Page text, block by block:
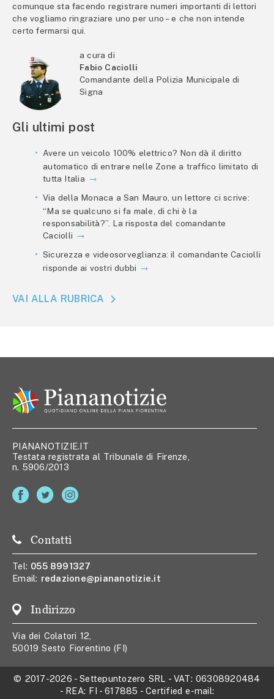
comunque sta facendo registrare numeri importanti di lettori
che vogliamo ringraziare uno per uno – e che non intende
certo fermarsi qui.
a cura di
Fabio Caciolli
Comandante della Polizia Municipale di
Signa
Gli ultimi post
Avere un veicolo 100% elettrico? Non dà il diritto
automatico di entrare nelle Zone a traffico limitato di
tutta Italia
Via della Monaca a San Mauro, un lettore ci scrive:
“Ma se qualcuno si fa male, di chi è la
responsabilità?”. La risposta del comandante
Caciolli
Sicurezza e videosorveglianza: il comandante Caciolli
risponde ai vostri dubbi
VAI ALLA RUBRICA
PIANANOTIZIE.IT
Testata registrata al Tribunale di Firenze,
n. 5906/2013
Contatti
Tel: 055 8991327
Email: redazione@piananotizie.it
Indirizzo
Via dei Colatori 12,
50019 Sesto Fiorentino (FI)
© 2017-2026 -Settepuntozero SRL - VAT: 06308920484
- REA: FI - 617885 - Certified e-mail: